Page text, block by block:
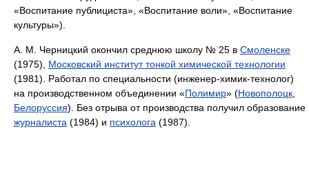
«Воспитание публициста», «Воспитание воли», «Воспитание
культуры»).
А. М. Черницкий окончил среднюю школу № 25 в Смоленске
(1975), Московский институт тонкой химической технологии
(1981). Работал по специальности (инженер-химик-технолог)
на производственном объединении «Полимир» (Новополоцк
Белоруссия). Без отрыва от производства получил образование
журналиста (1984) и психолога (1987).